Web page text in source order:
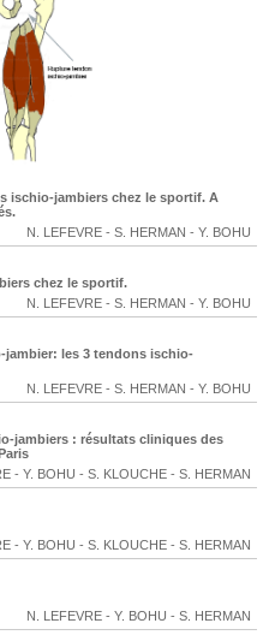
ischio-jambiers chez le sportif. A
N. LEFEVRE - S. HERMAN - Y. BOHU
chez le sportif.
N. LEFEVRE - S. HERMAN - Y. BOHU
les 3 tendons ischio-
N. LEFEVRE - S. HERMAN - Y. BOHU
jambiers : résultats cliniques des
- Y. BOHU - S. KLOUCHE - S. HERMAN
- Y. BOHU - S. KLOUCHE - S. HERMAN
N. LEFEVRE - Y. BOHU - S. HERMAN